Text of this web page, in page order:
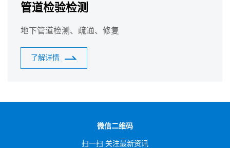
管道检验检测
地下管道检测、疏通、修复
了解详情
微信二维码
扫一扫 关注最新资讯